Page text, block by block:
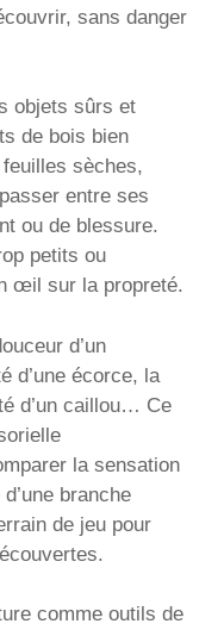
sans danger
objets sûrs et
de bois bien
sèches,
entre ses
ou de blessure.
petits ou
œil sur la propreté.
d’un
d’une écorce, la
d’un caillou… Ce
la sensation
branche
de jeu pour
comme outils de